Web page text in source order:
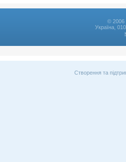
© 2006
Україна,
Створення та